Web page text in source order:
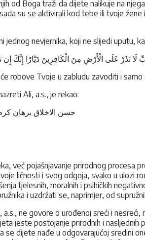
od Boga traži da dijete nalikuje na
su se aktivirali kod tebe ili tvoje
nevjernika, koji ne slijedi uputu,
تَذَرْ عَلَى الْأَرْضِ مِنَ الْكَافِرِينَ دَيَّارًا إِنَّكَ إِن
robove Tvoje u zabludu zavoditi i samo
Ali, a.s., je rekao:
حسن الاخلاق برهان
već pojašnjavanje prirodnog procesa
ličnosti i svog odgoja, svako u ulozi
tjelesnih, moralnih i psihičkih
i uzdržati se, naprimjer, od
ne govore o urođenoj sreći i
jeste postojanje prirodnih i
dijete nađe u odgovarajućoj sredini